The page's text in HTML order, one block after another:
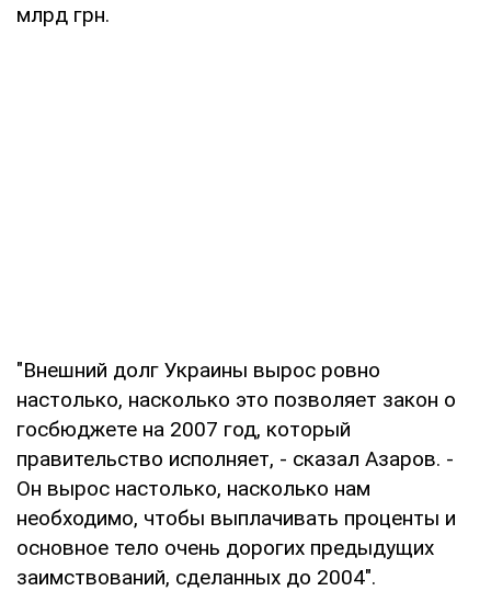
млрд грн.
"Внешний долг Украины вырос ровно
настолько, насколько это позволяет закон о
госбюджете на 2007 год, который
правительство исполняет, - сказал Азаров. -
Он вырос настолько, насколько нам
необходимо, чтобы выплачивать проценты и
основное тело очень дорогих предыдущих
заимствований, сделанных до 2004".